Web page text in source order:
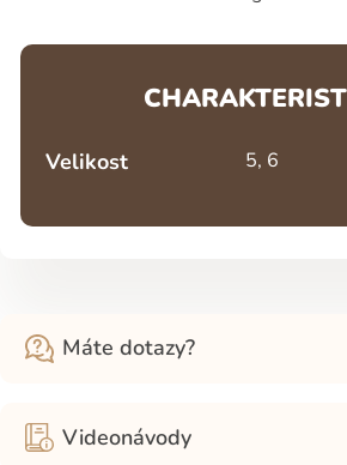
Velikost 5, 6
Máte dotazy?
Videonávody